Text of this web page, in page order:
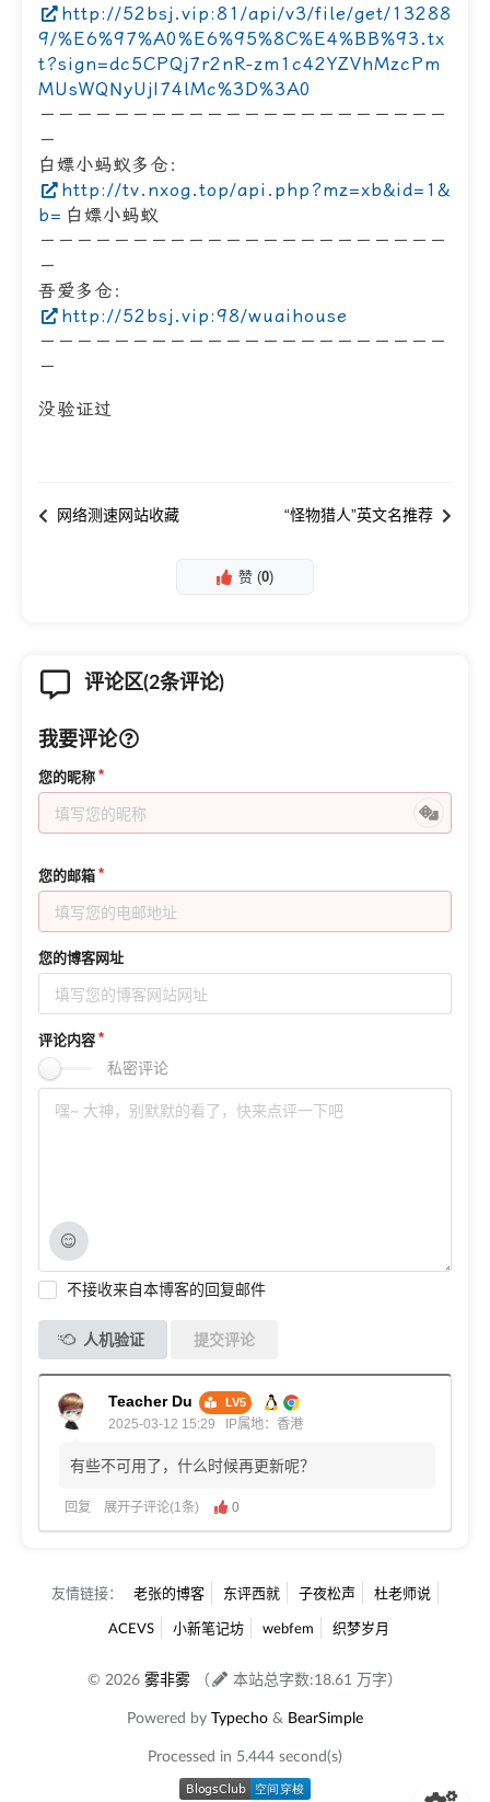
http://52bsj.vip:81/api/v3/file/get/13288
9/%E6%97%A0%E6%95%8C%E4%BB%93.tx
t?sign=dc5CPQj7r2nR-zm1c42YZVhMzcPm
MUsWQNyUjI74lMc%3D%3A0
－－－－－－－－－－－－－－－－－－－－－－
－
白嫖小蚂蚁多仓：
http://tv.nxog.top/api.php?mz=xb&id=1&
b= 白嫖小蚂蚁
－－－－－－－－－－－－－－－－－－－－－－
－
吾爱多仓：
http://52bsj.vip:98/wuaihouse
－－－－－－－－－－－－－－－－－－－－－－
－
没验证过
网络测速网站收藏 “怪物猎人”英文名推荐
赞 (0)
评论区(2条评论)
我要评论
您的昵称
您的邮箱
您的博客网址
评论内容
私密评论
不接收来自本博客的回复邮件
人机验证 提交评论
Teacher Du LV5
2025-03-12 15:29 IP属地：香港
有些不可用了，什么时候再更新呢？
回复 展开子评论(1条) 0
友情链接： 老张的博客 东评西就 子夜松声
杜老师说
ACEVS
小新笔记坊 webfem 织梦岁月
© 2026雾非雾 （ 本站总字数:18.61 万字）
Powered by Typecho & BearSimple
Processed in 5.444 second(s)